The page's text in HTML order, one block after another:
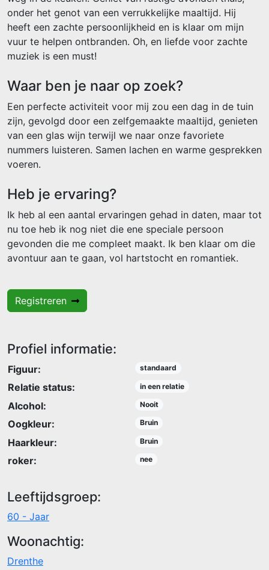
onder het genot van een verrukkelijke maaltijd. Hij
heeft een zachte persoonlijkheid en is klaar om mijn
vuur te helpen ontbranden. Oh, en liefde voor zachte
muziek is een must!
Waar ben je naar op zoek?
Een perfecte activiteit voor mij zou een dag in de tuin
zijn, gevolgd door een zelfgemaakte maaltijd, genieten
van een glas wijn terwijl we naar onze favoriete
nummers luisteren. Samen lachen en warme gesprekken
voeren.
Heb je ervaring?
Ik heb al een aantal ervaringen gehad in daten, maar tot
nu toe heb ik nog niet die ene speciale persoon
gevonden die me compleet maakt. Ik ben klaar om die
avontuur aan te gaan, vol hartstocht en romantiek.
Registreren
Profiel informatie:
Figuur: standaard
Relatie status: in een relatie
Alcohol: Nooit
Oogkleur: Bruin
Haarkleur: Bruin
roker: nee
Leeftijdsgroep:
60 - Jaar
Woonachtig:
Drenthe